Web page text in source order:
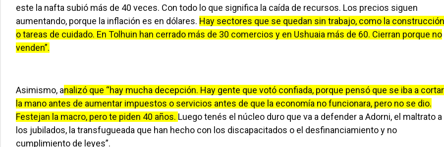
este la nafta subió más de 40 veces. Con todo lo que significa la caída de recursos. Los precios siguen
aumentando, porque la inflación es en dólares. Hay sectores que se quedan sin trabajo, como la construcción
o tareas de cuidado. En Tolhuin han cerrado más de 30 comercios y en Ushuaia más de 60. Cierran porque no
venden”.
Asimismo, analizó que “hay mucha decepción. Hay gente que votó confiada, porque pensó que se iba a cortar
la mano antes de aumentar impuestos o servicios antes de que la economía no funcionara, pero no se dio.
Festejan la macro, pero te piden 40 años. Luego tenés el núcleo duro que va a defender a Adorni, el maltrato a
los jubilados, la transfugueada que han hecho con los discapacitados o el desfinanciamiento y no
cumplimiento de leyes”.